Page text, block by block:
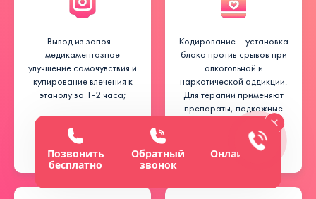
Вывод из запоя –
медикаментозное
улучшение самочувствия и
купирование влечения к
этанолу за 1-2 часа;
Кодирование – установка
блока против срывов при
алкогольной и
наркотической аддикции.
Для терапии применяют
препараты, подкожные
пролонгированного
действия, гипноз;
Позвонить
бесплатно
Обратный
звонок
Онлайн-чат